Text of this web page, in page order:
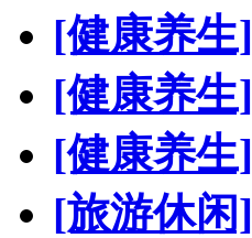
[健康养生]
[健康养生]
[健康养生]
[旅游休闲]